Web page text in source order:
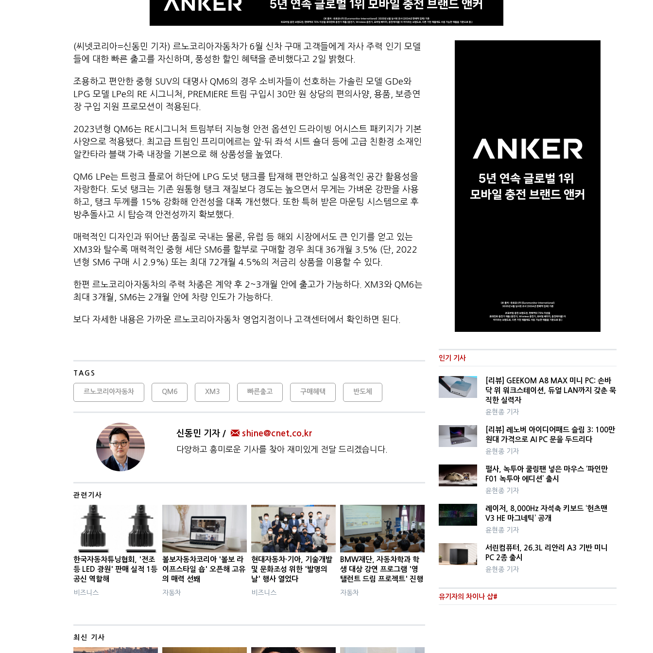
(씨넷코리아=신동민 기자) 르노코리아자동차가 6월 신차 구매 고객들에게 자사 주력 인기 모델
들에 대한 빠른 출고를 자신하며, 풍성한 할인 혜택을 준비했다고 2일 밝혔다.
조용하고 편안한 중형 SUV의 대명사 QM6의 경우 소비자들이 선호하는 가솔린 모델 GDe와
LPG 모델 LPe의 RE 시그니처, PREMIERE 트림 구입시 30만 원 상당의 편의사양, 용품, 보증연
장 구입 지원 프로모션이 적용된다.
2023년형 QM6는 RE시그니처 트림부터 지능형 안전 옵션인 드라이빙 어시스트 패키지가 기본
사양으로 적용됐다. 최고급 트림인 프리미에르는 앞·뒤 좌석 시트 숄더 등에 고급 친환경 소재인
알칸타라 블랙 가죽 내장을 기본으로 해 상품성을 높였다.
QM6 LPe는 트렁크 플로어 하단에 LPG 도넛 탱크를 탑재해 편안하고 실용적인 공간 활용성을
자랑한다. 도넛 탱크는 기존 원통형 탱크 재질보다 경도는 높으면서 무게는 가벼운 강판을 사용
하고, 탱크 두께를 15% 강화해 안전성을 대폭 개선했다. 또한 특허 받은 마운팅 시스템으로 후
방추돌사고 시 탑승객 안전성까지 확보했다.
매력적인 디자인과 뛰어난 품질로 국내는 물론, 유럽 등 해외 시장에서도 큰 인기를 얻고 있는
XM3와 탈수록 매력적인 중형 세단 SM6를 할부로 구매할 경우 최대 36개월 3.5% (단, 2022
년형 SM6 구매 시 2.9%) 또는 최대 72개월 4.5%의 저금리 상품을 이용할 수 있다.
한편 르노코리아자동차의 주력 차종은 계약 후 2~3개월 안에 출고가 가능하다. XM3와 QM6는
최대 3개월, SM6는 2개월 안에 차량 인도가 가능하다.
보다 자세한 내용은 가까운 르노코리아자동차 영업지점이나 고객센터에서 확인하면 된다.
TAGS
르노코리아자동차 QM6 XM3 빠른출고 구매혜택 반도체
신동민 기자 shine@cnet.co.kr
다양하고 흥미로운 기사를 찾아 재미있게 전달 드리겠습니다.
관련기사
한국자동차튜닝협회, '전조
등 LED 광원' 판매 실적 1등
공신 역할해
비즈니스
볼보자동차코리아 '볼보 라
이프스타일 숍' 오픈해 고유
의 매력 선봬
자동차
현대자동차·기아, 기술개발
및 문화조성 위한 '발명의
날' 행사 열었다
비즈니스
BMW재단, 자동차학과 학
생 대상 강연 프로그램 '영
탤런트 드림 프로젝트' 진행
자동차
최신 기사
인기 기사
[리뷰] GEEKOM A8 MAX 미니 PC: 손바
닥 위 워크스테이션, 듀얼 LAN까지 갖춘 묵
직한 실력자
윤현종 기자
[리뷰] 레노버 아이디어패드 슬림 3: 100만
원대 가격으로 AI PC 문을 두드리다
윤현종 기자
펄사, 녹투아 쿨링팬 넣은 마우스 ‘파인만
F01 녹투아 에디션’ 출시
윤현종 기자
레이저, 8,000Hz 자석축 키보드 ‘헌츠맨
V3 HE 마그네틱’ 공개
윤현종 기자
서린컴퓨터, 26.3L 리안리 A3 기반 미니
PC 2종 출시
윤현종 기자
유기자의 차이나 샵#